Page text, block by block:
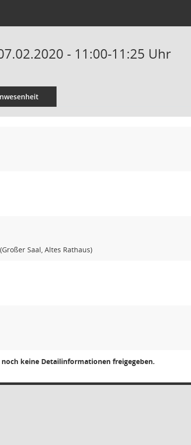
- 11:00-11:25 Uhr
Saal, Altes Rathaus)
keine Detailinformationen freigegeben.